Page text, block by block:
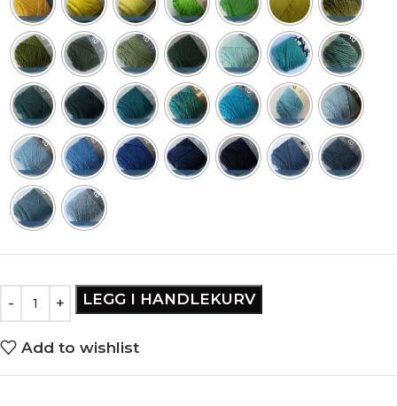
LEGG I HANDLEKURV
Add to wishlist